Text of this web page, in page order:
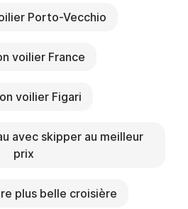
Porto-Vecchio
voilier France
voilier Figari
avec skipper au meilleur
prix
plus belle croisière